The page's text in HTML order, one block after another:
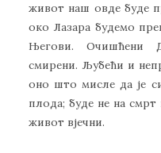
живот наш овде буде
око Лазара будемо
Његови. Очишћени
смирени. Љубећи и
оно што мисле да је
плода; буде не на
живот вјечни.